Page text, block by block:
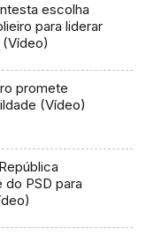
escolha
para liderar
promete
(Vídeo)
PSD para